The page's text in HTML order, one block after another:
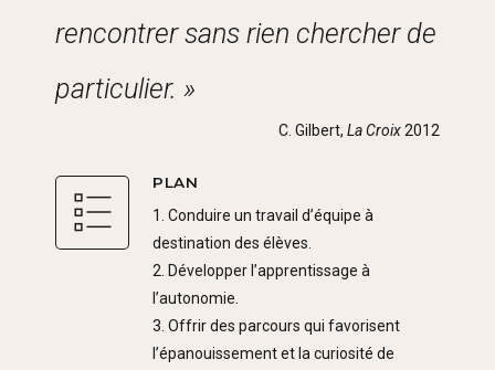
rencontrer sans rien chercher de
particulier. »
C. Gilbert, La Croix2012
PLAN
1. Conduire un travail d’équipe à
destination des élèves.
2. Développer l’apprentissage à
l’autonomie.
3. Offrir des parcours qui favorisent
l’épanouissement et la curiosité de